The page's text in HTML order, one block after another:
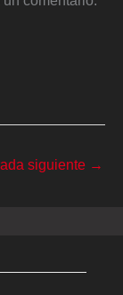
siguiente →